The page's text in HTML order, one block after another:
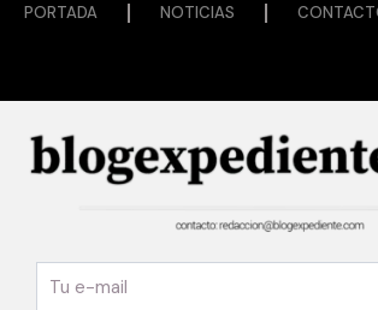
PORTADA NOTICIAS